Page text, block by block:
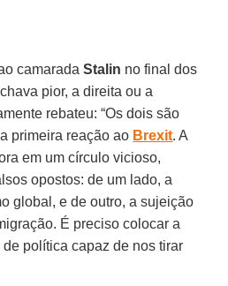
camaradaStalin no final dos
pior, a direita ou a
rebateu: “Os dois são
primeira reação ao Brexit. A
em um círculo vicioso,
opostos: de um lado, a
global, e de outro, a sujeição
É preciso colocar a
política capaz de nos tirar